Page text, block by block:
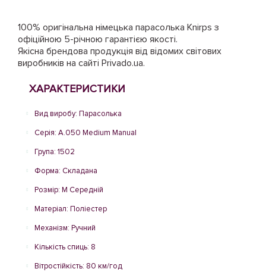
100% оригінальна німецька парасолька Knirps з
офіційною 5-річною гарантією якості.
Якісна брендова продукція від відомих світових
виробників на сайті Privado.ua.
ХАРАКТЕРИСТИКИ
Вид виробу: Парасолька
Серія: A.050 Medium Manual
Група: 1502
Форма: Складана
Розмір: M Середній
Матеріал: Поліестер
Механізм: Ручний
Кількість спиць: 8
Вітростійкість: 80 км/год